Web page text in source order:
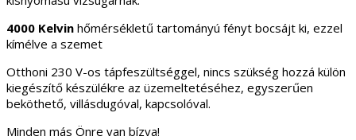
4000 Kelvin hőmérsékletű tartományú fényt bocsájt ki, ezzel
kímélve a szemet
Otthoni 230 V-os tápfeszültséggel, nincs szükség hozzá külön
kiegészítő készülékre az üzemeltetéséhez, egyszerűen
beköthető, villásdugóval, kapcsolóval.
Minden más Önre van bízva!